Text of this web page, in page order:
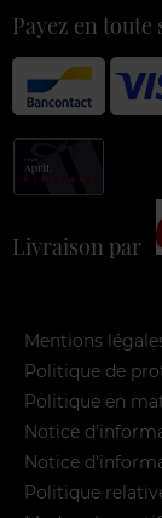
Payez en toute
Livraison par
Mentions
Politique de
Politique en
Notice
Notice
Politique